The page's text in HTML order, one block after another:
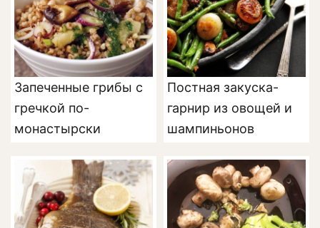
Запеченные грибы с
гречкой по-
монастырски
Постная закуска-
гарнир из овощей и
шампиньонов